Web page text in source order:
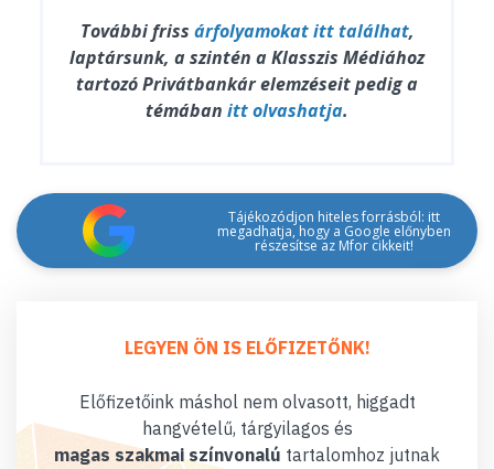
További friss árfolyamokat itt találhat,
laptársunk, a szintén a Klasszis Médiához
tartozó Privátbankár elemzéseit pedig a
témában itt olvashatja.
Tájékozódjon hiteles forrásból: itt
megadhatja, hogy a Google előnyben
részesítse az Mfor cikkeit!
LEGYEN ÖN IS ELŐFIZETŐNK!
Előfizetőink máshol nem olvasott, higgadt
hangvételű, tárgyilagos és
magas szakmai színvonalú tartalomhoz jutnak